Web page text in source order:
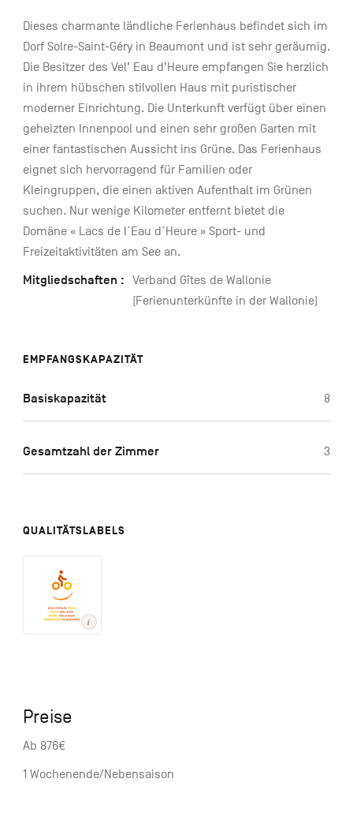
Dieses charmante ländliche Ferienhaus befindet sich im
Dorf Solre-Saint-Géry in Beaumont und ist sehr geräumig.
Die Besitzer des Vel’ Eau d’Heure empfangen Sie herzlich
in ihrem hübschen stilvollen Haus mit puristischer
moderner Einrichtung. Die Unterkunft verfügt über einen
geheizten Innenpool und einen sehr großen Garten mit
einer fantastischen Aussicht ins Grüne. Das Ferienhaus
eignet sich hervorragend für Familien oder
Kleingruppen, die einen aktiven Aufenthalt im Grünen
suchen. Nur wenige Kilometer entfernt bietet die
Domäne « Lacs de l´Eau d´Heure » Sport- und
Freizeitaktivitäten am See an.
Mitgliedschaften :
Verband Gîtes de Wallonie
(Ferienunterkünfte in der Wallonie)
EMPFANGSKAPAZITÄT
Basiskapazität 8
Gesamtzahl der Zimmer 3
QUALITÄTSLABELS
Preise
Ab 876€
1 Wochenende/Nebensaison